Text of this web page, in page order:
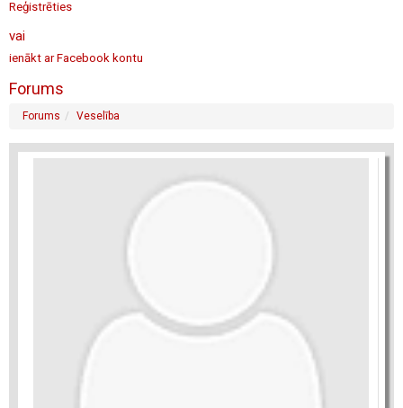
Reģistrēties
vai
ienākt ar Facebook kontu
Forums
Forums Veselība